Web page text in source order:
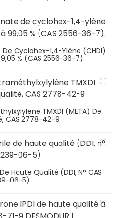
Cyclohex-1,4-Ylène (CHDI)
% (CAS 2556-36-7).
TMXDI (META) De
CAS 2778-42-9
Haute Qualité (DDI, N° CAS
06-5)